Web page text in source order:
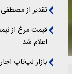
تقدیر از مصطفی
قیمت مرغ از
اعلام شد
بازار لپ‌تاپ